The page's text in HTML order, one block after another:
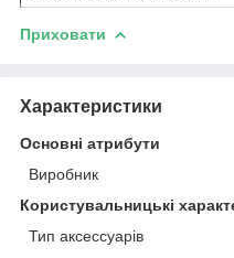
Приховати
Характеристики
Основні атрибути
Виробник
Користувальницькі
Тип аксессуарів